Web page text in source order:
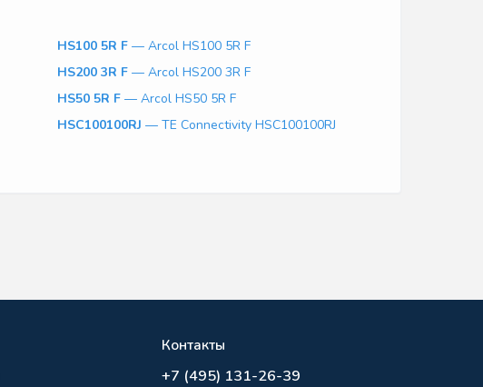
HS100 5R F — Arcol HS100 5R F
HS200 3R F — Arcol HS200 3R F
HS50 5R F — Arcol HS50 5R F
HSC100100RJ — TE Connectivity HSC100100RJ
Контакты
+7 (495) 131-26-39